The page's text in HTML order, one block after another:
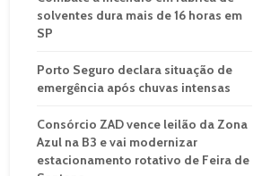
solventes dura mais de 16 horas em
SP
Porto Seguro declara situação de
emergência após chuvas intensas
Consórcio ZAD vence leilão da Zona
Azul na B3 e vai modernizar
estacionamento rotativo de Feira de